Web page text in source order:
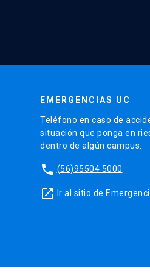
EMERGENCIAS UC
Teléfono en caso de
situación que ponga en
dentro de algún campus.
phone (56)95504 5000
launch Ir al sitio de